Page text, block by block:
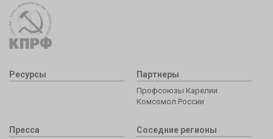
Ресурсы Партнеры
Профсоюзы Карелии
Комсомол России
Пресса Соседние регионы